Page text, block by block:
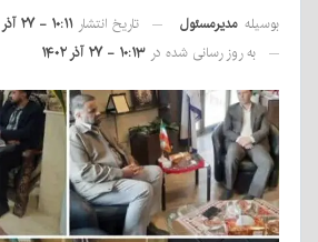
بوسیله مدیرمسئول تاریخ انتشار ۱۰:۱۱ - ۲۷ آذر ۱۴۰۲
به روز رسانی شده در ۱۰:۱۳ - ۲۷ آذر ۱۴۰۲